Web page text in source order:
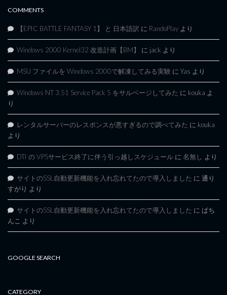
COMMENTS
【EPIC BATTLE FANTASY 1】 と 日本語訳 に RandoPlay より
Windows 2000 Kernel32 改造計画【BM】 に jack より
MSU ファイルを Windows 2000で解凍してみる実験 に Yas より
Windows NT 3.51 Service Pack 5 をサルベージしてみた に kouka よ
り
レンタルサーバーのレスポンスが悪すぎるので調べてみた に kouka
より
DTI の VPSサービス終了に伴う引っ越しスケジュール に 名無し より
サイトのSSL自動更新機能を入れ忘れてたので導入しました に 通り
すがり より
サイトのSSL自動更新機能を入れ忘れてたので導入しました に ぱち
んこ より
GOOGLE SEARCH
CATEGORY